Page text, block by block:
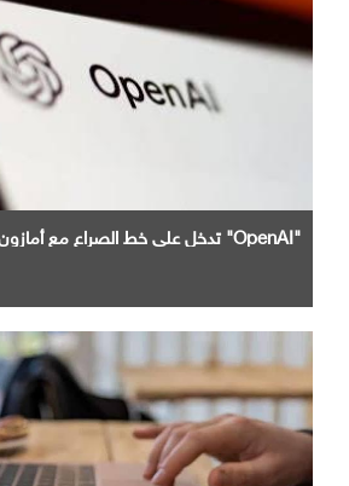
"OpenAI" تدخل علي خط الصراع مع أمازون